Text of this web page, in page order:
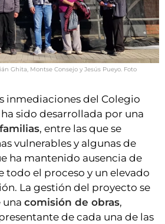
Ghita, Montse Consejo y Jesús Pueyo. Foto
inmediaciones del Colegio
sido desarrollada por una
, entre las que se
vulnerables y algunas de
ha mantenido ausencia de
todo el proceso y un elevado
La gestión del proyecto se
una comisión de obras,
de cada una de las